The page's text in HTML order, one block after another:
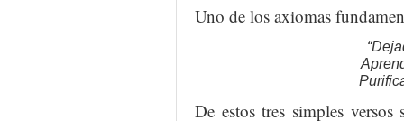
Uno de los axiomas
De estos tres simples versos